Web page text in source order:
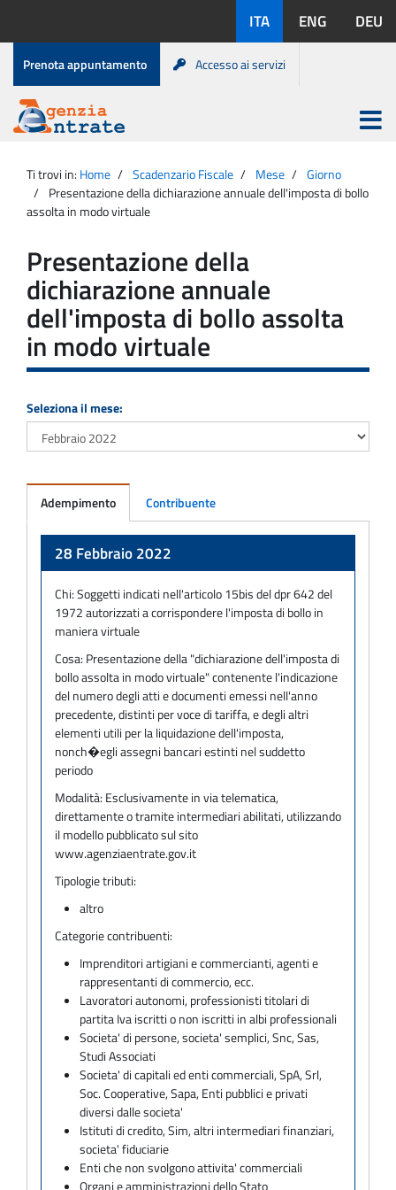
contenuto
disponibili:
ITA ENG DEU
Menu
di
servizio
Prenota appuntamento Accesso ai servizi
Agenzia
Entrate
Apri
menu
principale
Ti trovi in: Home Scadenzario Fiscale Mese
Giorno
Presentazione della dichiarazione annuale dell'imposta di bollo
assolta in modo virtuale
Presentazione della
dichiarazione annuale
dell'imposta di bollo assolta
in modo virtuale
Seleziona il mese:
Adempimento Contribuente
28 Febbraio 2022
Chi:Soggetti indicati nell'articolo 15bis del dpr 642 del
1972 autorizzati a corrispondere l'imposta di bollo in
maniera virtuale
Cosa: Presentazione della "dichiarazione dell'imposta di
bollo assolta in modo virtuale" contenente l'indicazione
del numero degli atti e documenti emessi nell'anno
precedente, distinti per voce di tariffa, e degli altri
elementi utili per la liquidazione dell'imposta,
nonch�egli assegni bancari estinti nel suddetto
periodo
Modalità: Esclusivamente in via telematica,
direttamente o tramite intermediari abilitati, utilizzando
il modello pubblicato sul sito
www.agenziaentrate.gov.it
Tipologie tributi:
altro
Categorie contribuenti:
Imprenditori artigiani e commercianti, agenti e
rappresentanti di commercio, ecc.
Lavoratori autonomi, professionisti titolari di
partita Iva iscritti o non iscritti in albi professionali
Societa' di persone, societa' semplici, Snc, Sas,
Studi Associati
Societa' di capitali ed enti commerciali, SpA, Srl,
Soc. Cooperative, Sapa, Enti pubblici e privati
diversi dalle societa'
Istituti di credito, Sim, altri intermediari finanziari,
societa' fiduciarie
Enti che non svolgono attivita' commerciali
Organi e amministrazioni dello Stato